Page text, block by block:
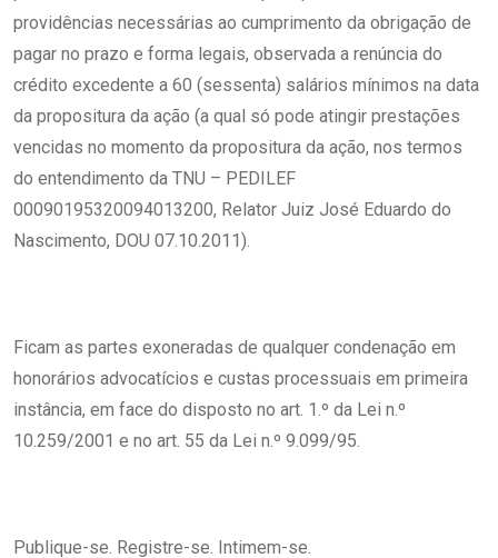
providências necessárias ao cumprimento da obrigação de
pagar no prazo e forma legais, observada a renúncia do
crédito excedente a 60 (sessenta) salários mínimos na data
da propositura da ação (a qual só pode atingir prestações
vencidas no momento da propositura da ação, nos termos
do entendimento da TNU – PEDILEF
00090195320094013200, Relator Juiz José Eduardo do
Nascimento, DOU 07.10.2011).
Ficam as partes exoneradas de qualquer condenação em
honorários advocatícios e custas processuais em primeira
instância, em face do disposto no art. 1.º da Lei n.º
10.259/2001 e no art. 55 da Lei n.º 9.099/95.
Publique-se. Registre-se. Intimem-se.